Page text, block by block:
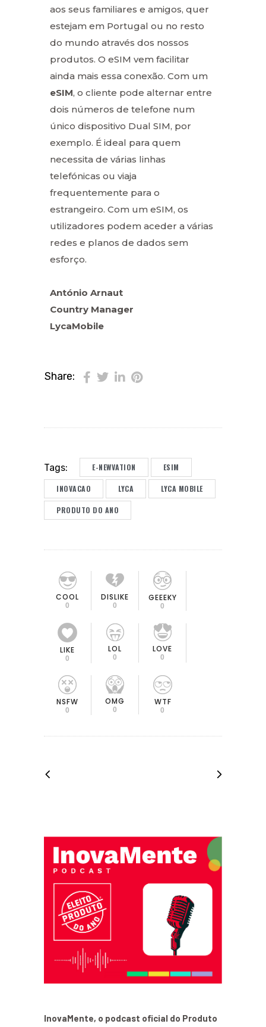
aos seus familiares e amigos, quer
estejam em Portugal ou no resto
do mundo através dos nossos
produtos. O eSIM vem facilitar
ainda mais essa conexão. Com um
eSIM, o cliente pode alternar entre
dois números de telefone num
único dispositivo Dual SIM, por
exemplo. É ideal para quem
necessita de várias linhas
telefónicas ou viaja
frequentemente para o
estrangeiro. Com um eSIM, os
utilizadores podem aceder a várias
redes e planos de dados sem
esforço.
António Arnaut
Country Manager
LycaMobile
Share:
Tags: E-NEWVATION ESIM
INOVACAO LYCA LYCA MOBILE
PRODUTO DO ANO
COOL
0
DISLIKE
0
GEEEKY
0
LIKE
0
LOL
0
LOVE
0
NSFW
0
OMG
0
WTF
0
InovaMente, o podcast oficial do Produto